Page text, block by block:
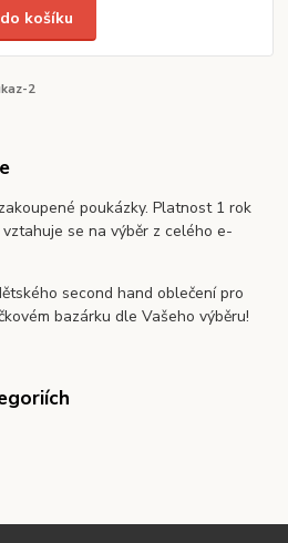
košíku
2
poukázky. Platnost 1 rok
se na výběr z celého e-
second hand oblečení pro
bazárku dle Vašeho výběru!